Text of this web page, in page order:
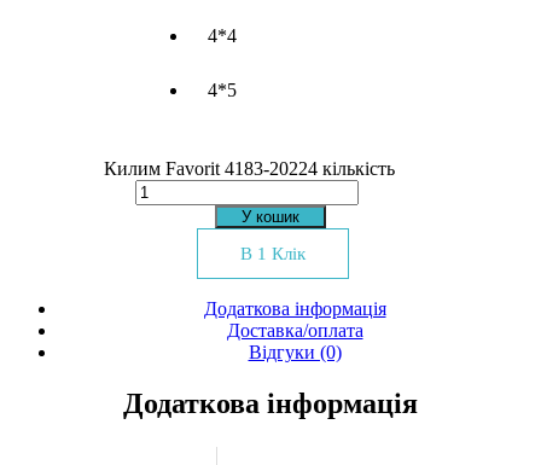
4*4
4*5
Килим Favorit 4183-20224 кількість
У кошик
В 1 Клік
Додаткова інформація
Доставка/оплата
Відгуки (0)
Додаткова інформація